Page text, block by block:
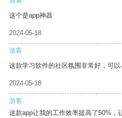
这个是app神器
2024-05-18
游客
这款学习软件的社区氛围非常好，可以
2024-05-18
游客
这款app让我的工作效率提高了50%，